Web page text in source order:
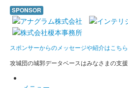
厩橋城（前橋城）
前橋城 御城印 だるま市開
前橋市で約400年の歴史を持ち、毎年
SPONSOR
スポンサーからのメッセージや紹介はこちら
攻城団の城郭データベースはみなさまの支